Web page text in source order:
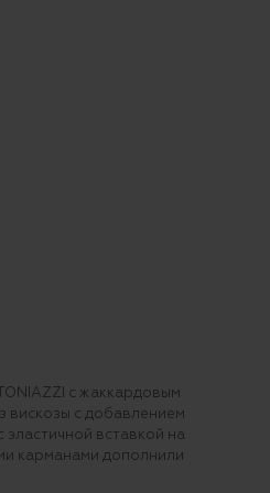
с жаккардовым
вискозы с добавлением
вставкой на
карманами дополнили